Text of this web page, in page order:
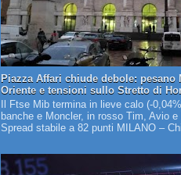
Piazza Affari chiude debole: pesano
Oriente e tensioni sullo Stretto di
Il Ftse Mib termina in lieve calo (-
banche e Moncler, in rosso Tim, Avio e
Spread stabile a 82 punti MILANO –